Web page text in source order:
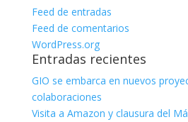
Feed de entradas
Feed de comentarios
WordPress.org
Entradas recientes
GIO se embarca en nuevos
colaboraciones
Visita a Amazon y clausura del